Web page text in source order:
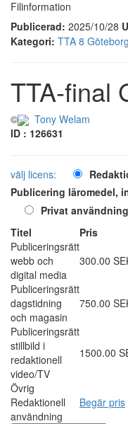
Filinformation
Publicerad: 2025/10/28
Kategori: TTA 8
TTA-final
©
Tony Welam
ID : 126631
välj licens:
Publicering läromedel,
Privat användning
Titel
Pris
Publiceringsrätt
webb och
digital media
300.00
Publiceringsrätt
dagstidning
och magasin
750.00
Publiceringsrätt
stillbild i
redaktionell
video/TV
1500.00
Övrig
Redaktionell
användning
Begär pris